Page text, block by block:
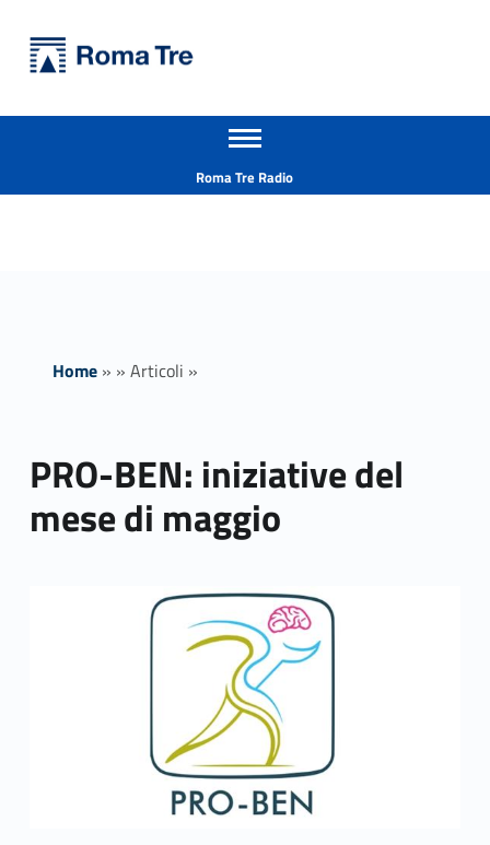
PRO-BEN: iniziative del mese di maggio - Università Roma Tre
Apri il menu secondario
Roma Tre Radio
Home» » Articoli »
PRO-BEN: iniziative del
mese di maggio